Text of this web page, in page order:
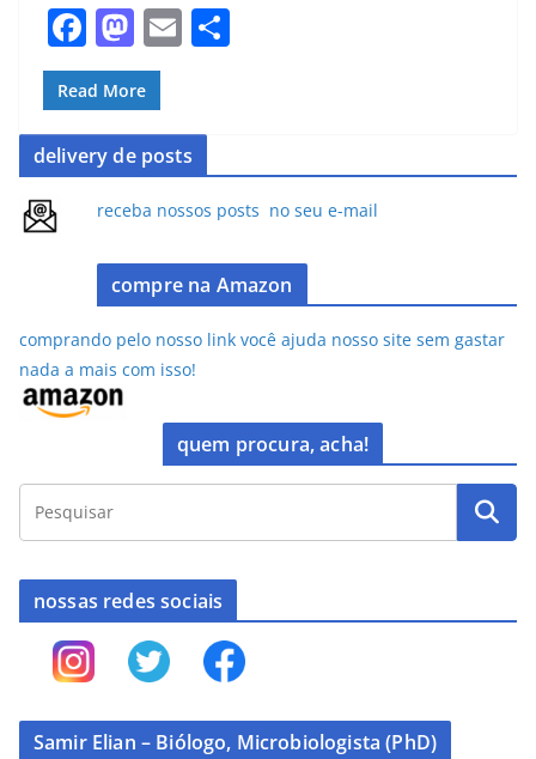
F
a
c
e
b
o
o
k
M
a
st
o
d
o
n
E
l
Read More
delivery de posts
receba nossos posts no seu e-mail
compre na Amazon
comprando pelo nosso link você ajuda nosso site sem gastar
nada a mais com isso!
quem procura, acha!
nossas redes sociais
Samir Elian – Biólogo, Microbiologista (PhD)